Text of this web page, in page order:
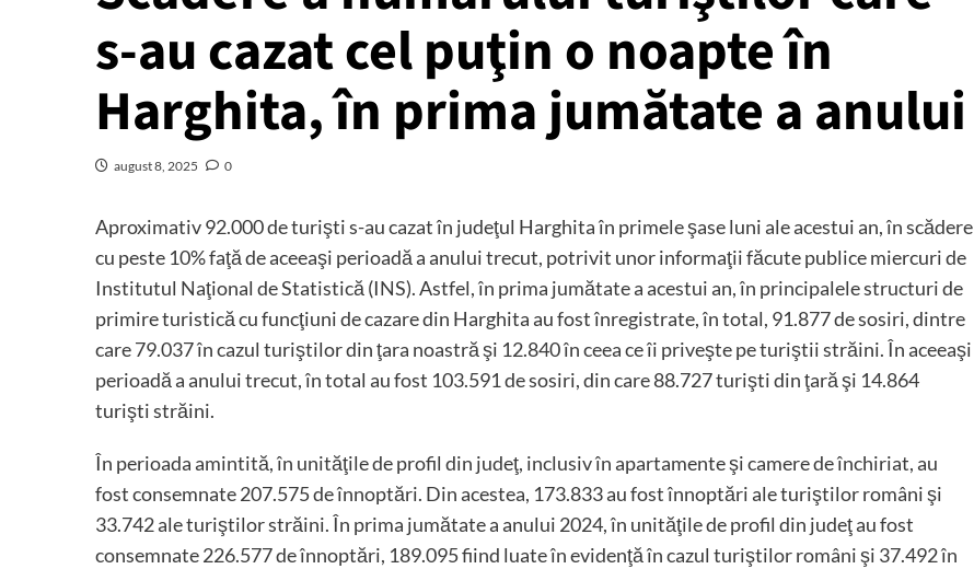
s-au cazat cel puţin o noapte în
Harghita, în prima jumătate a anului
august 8, 2025 0
Aproximativ 92.000 de turişti s-au cazat în judeţul Harghita în primele şase luni ale acestui an, în scădere
cu peste 10% faţă de aceeaşi perioadă a anului trecut, potrivit unor informaţii făcute publice miercuri de
Institutul Naţional de Statistică (INS). Astfel, în prima jumătate a acestui an, în principalele structuri de
primire turistică cu funcţiuni de cazare din Harghita au fost înregistrate, în total, 91.877 de sosiri, dintre
care 79.037 în cazul turiştilor din ţara noastră şi 12.840 în ceea ce îi priveşte pe turiştii străini. În aceeaşi
perioadă a anului trecut, în total au fost 103.591 de sosiri, din care 88.727 turişti din ţară şi 14.864
turişti străini.
În perioada amintită, în unităţile de profil din judeţ, inclusiv în apartamente şi camere de închiriat, au
fost consemnate 207.575 de înnoptări. Din acestea, 173.833 au fost înnoptări ale turiştilor români şi
33.742 ale turiştilor străini. În prima jumătate a anului 2024, în unităţile de profil din judeţ au fost
consemnate 226.577 de înnoptări, 189.095 fiind luate în evidenţă în cazul turiştilor români şi 37.492 în